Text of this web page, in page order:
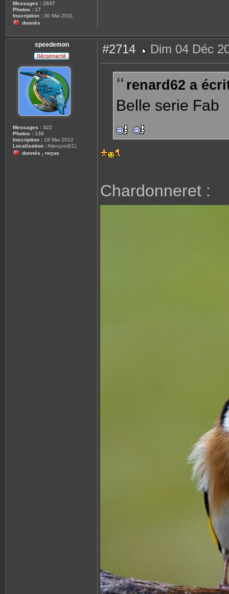
Messages : 2637
Photos : 17
Inscription : 30 Mai 2011
donnés
speedemon
Messages : 322
Photos : 136
Inscription : 18 Mai 2012
Localisation :Alençon(61)
donnés / reçus
#2714
e
g
Dim 04 Déc
renard62 a
Belle serie Fab
Chardonneret :